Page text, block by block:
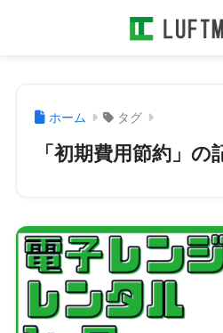
ホーム タグ
「初期費用節約」の